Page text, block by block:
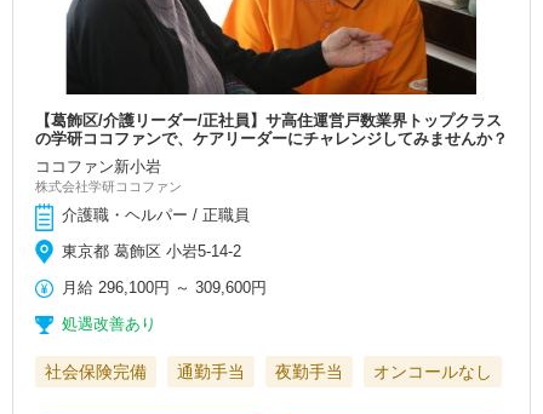
【葛飾区/介護リーダー/正社員】サ高住運営戸数業界トップクラス
の学研ココファンで、ケアリーダーにチャレンジしてみませんか？
ココファン新小岩
株式会社学研ココファン
介護職・ヘルパー / 正職員
東京都 葛飾区 小岩5-14-2
月給 296,100円 ～309,600円
処遇改善あり
社会保険完備 通勤手当 夜勤手当 オンコールなし